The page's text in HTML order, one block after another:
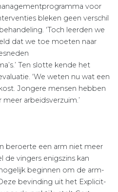
voor
bleken geen verschil
‘Toch leerden we
dat we toe moeten naar
Ten slotte kende het
‘We weten nu wat een
Jongere mensen hebben
arbeidsverzuim.’
beroerte een arm niet meer
de vingers enigszins kan
beginnen om de arm-
bevinding uit het Explicit-